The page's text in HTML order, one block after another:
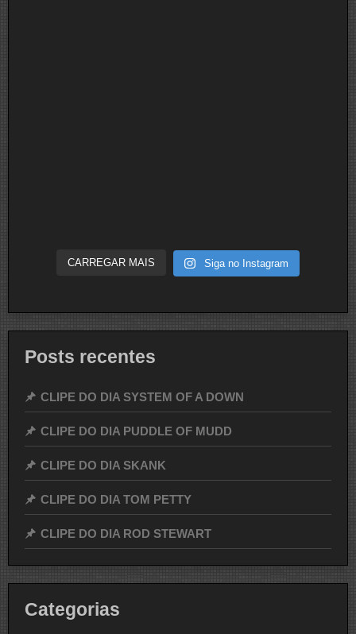
CARREGAR MAIS Siga no Instagram
Posts recentes
CLIPE DO DIA SYSTEM OF A DOWN
CLIPE DO DIA PUDDLE OF MUDD
CLIPE DO DIA SKANK
CLIPE DO DIA TOM PETTY
CLIPE DO DIA ROD STEWART
Categorias